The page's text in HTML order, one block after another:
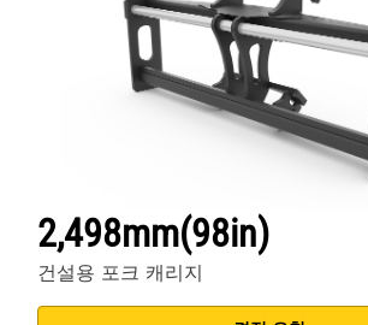
2,498mm(98in)
건설용 포크 캐리지